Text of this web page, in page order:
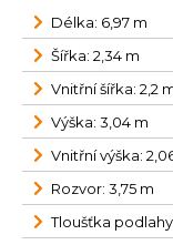
Délka: 6,97 m
Šířka: 2,34 m
Vnitřní šířka: 2,2
Výška: 3,04 m
Vnitřní výška:
Rozvor: 3,75 m
Tloušťka